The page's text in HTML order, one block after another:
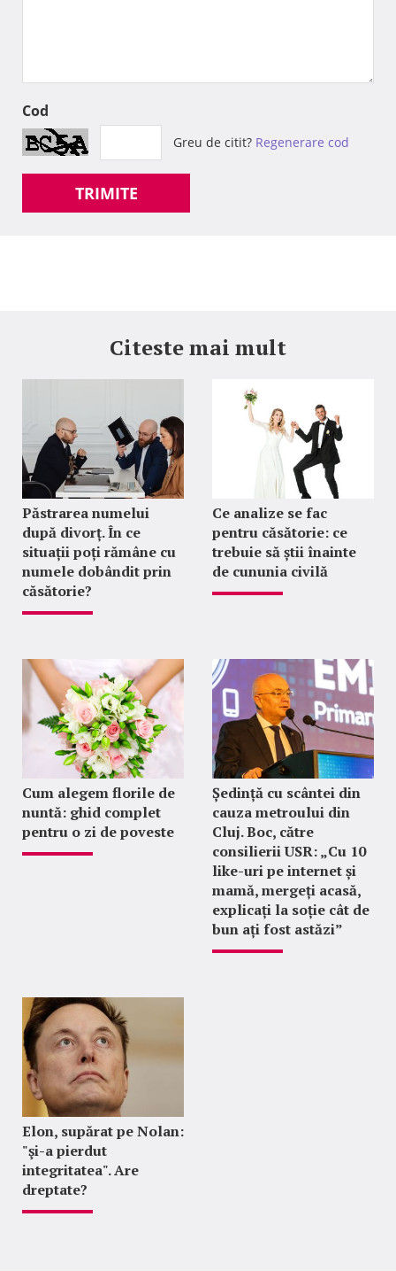
Cod
Greu de citit? Regenerare cod
TRIMITE
Citeste mai mult
Păstrarea numelui
după divorț. În ce
situații poți rămâne cu
numele dobândit prin
căsătorie?
Ce analize se fac
pentru căsătorie: ce
trebuie să știi înainte
de cununia civilă
Cum alegem florile de
nuntă: ghid complet
pentru o zi de poveste
Ședință cu scântei din
cauza metroului din
Cluj. Boc, către
consilierii USR: „Cu 10
like-uri pe internet și
mamă, mergeți acasă,
explicați la soție cât de
bun ați fost astăzi”
Elon, supărat pe Nolan:
"şi-a pierdut
integritatea". Are
dreptate?